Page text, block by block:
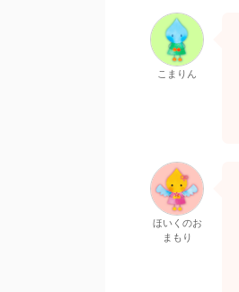
こまりん
ほいくのお
まもり